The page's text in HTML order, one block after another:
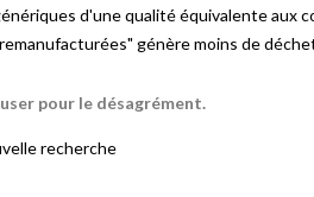
d'une qualité équivalente aux
génère moins de
pour le désagrément.
recherche